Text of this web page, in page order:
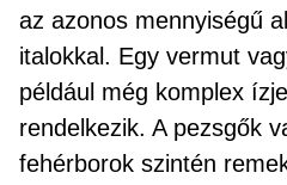
az azonos mennyiségű
italokkal. Egy vermut
például még komplex
rendelkezik. A pezsgők
fehérborok szintén